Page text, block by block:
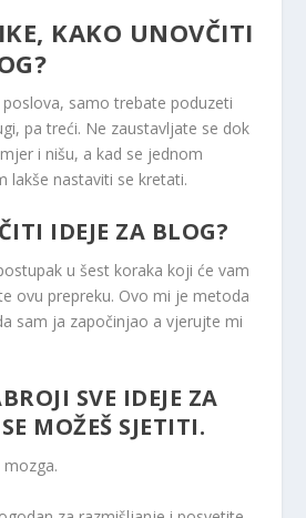
KAKO UNOVČITI
samo trebate poduzeti
pa treći. Ne zaustavljate se dok
i nišu, a kad se jednom
lakše nastaviti se kretati.
IDEJE ZA BLOG?
u šest koraka koji će vam
ovu prepreku. Ovo mi je metoda
sam ja započinjao a vjerujte mi
SVE IDEJE ZA
MOŽEŠ SJETITI.
mozga.